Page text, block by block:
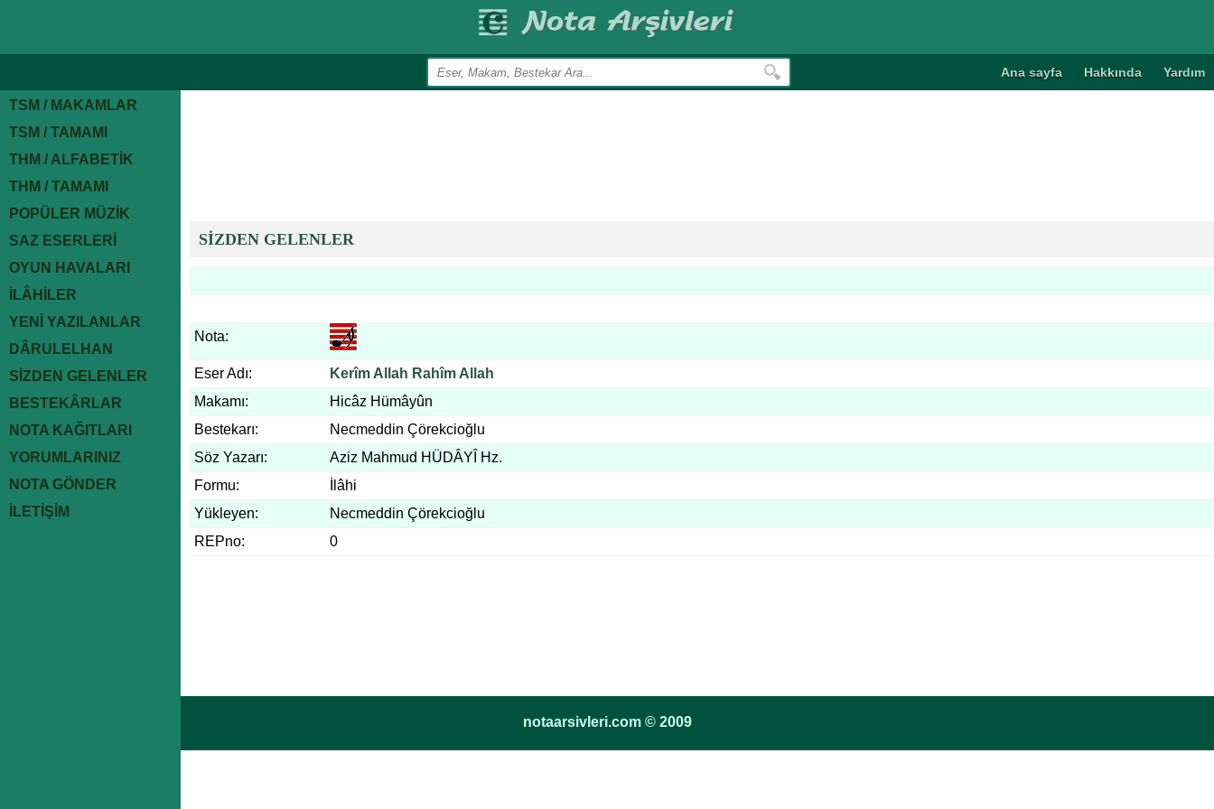
Ana sayfa Hakkında Yardım
TSM / MAKAMLAR
TSM / TAMAMI
THM / ALFABETİK
THM / TAMAMI
POPÜLER MÜZİK
SAZ ESERLERİ
OYUN HAVALARI
İLÂHİLER
YENİ YAZILANLAR
DÂRULELHAN
SİZDEN GELENLER
BESTEKÂRLAR
NOTA KAĞITLARI
YORUMLARINIZ
NOTA GÖNDER
İLETİŞİM
SİZDEN GELENLER
Nota:
Eser Adı:
Kerîm Allah Rahîm Allah
Makamı:
Hicâz Hümâyûn
Bestekarı:
Necmeddin Çörekcioğlu
Söz Yazarı:
Aziz Mahmud HÜDÂYÎ Hz.
Formu:
İlâhi
Yükleyen:
Necmeddin Çörekcioğlu
REPno:
0
notaarsivleri.com © 2009